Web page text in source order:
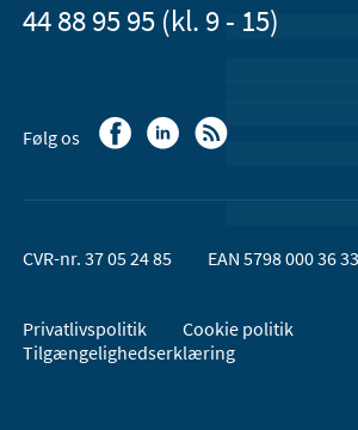
44 88 95 95 (kl. 9 - 15)
Følg os
CVR-nr. 37 05 24 85 EAN 5798 000 36
Privatlivspolitik
Cookie politik
Tilgængelighedserklæring